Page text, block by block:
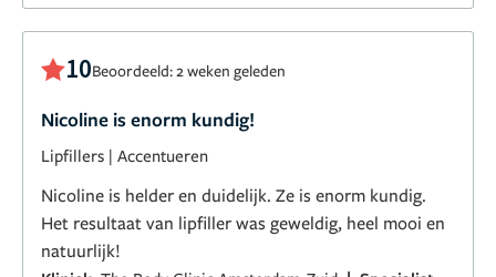
10Beoordeeld: 2 weken geleden
Nicoline is enorm kundig!
Lipfillers | Accentueren
Nicoline is helder en duidelijk. Ze is enorm kundig.
Het resultaat van lipfiller was geweldig, heel mooi en
natuurlijk!